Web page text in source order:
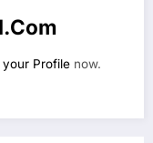
your Profile now.